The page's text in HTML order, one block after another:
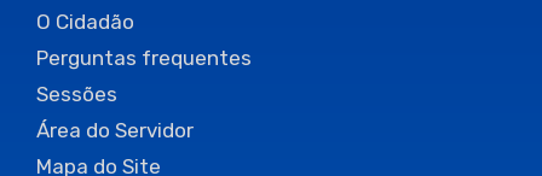
O Cidadão
Perguntas frequentes
Sessões
Área do Servidor
Mapa do Site